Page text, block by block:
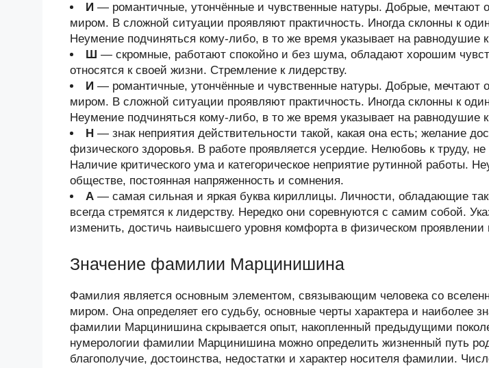
И — романтичные, утончённые и чувственные натуры. Добрые, мечтают
миром. В сложной ситуации проявляют практичность. Иногда склонны к
Неумение подчиняться кому-либо, в то же время указывает на равнодушие
Ш — скромные, работают спокойно и без шума, обладают хорошим
относятся к своей жизни. Стремление к лидерству.
И — романтичные, утончённые и чувственные натуры. Добрые, мечтают
миром. В сложной ситуации проявляют практичность. Иногда склонны к
Неумение подчиняться кому-либо, в то же время указывает на равнодушие
Н — знак неприятия действительности такой, какая она есть; желание
физического здоровья. В работе проявляется усердие. Нелюбовь к труду,
Наличие критического ума и категорическое неприятие рутинной работы.
обществе, постоянная напряженность и сомнения.
А — самая сильная и яркая буква кириллицы. Личности, обладающие
всегда стремятся к лидерству. Нередко они соревнуются с самим собой.
изменить, достичь наивысшего уровня комфорта в физическом проявлении
Значение фамилии Марцинишина
Фамилия является основным элементом, связывающим человека со
миром. Она определяет его судьбу, основные черты характера и наиболее
фамилии Марцинишина скрывается опыт, накопленный предыдущими
нумерологии фамилии Марцинишина можно определить жизненный путь
благополучие, достоинства, недостатки и характер носителя фамилии.